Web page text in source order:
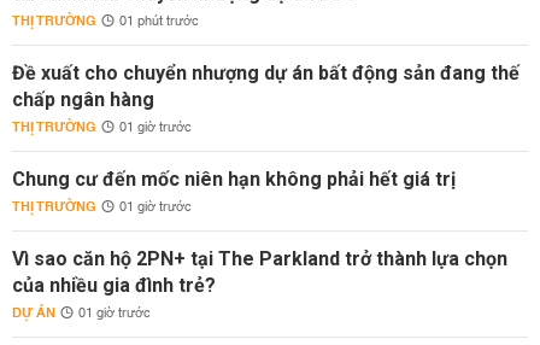
THỊ TRƯỜNG 01 phút trước
Đề xuất cho chuyển nhượng dự án bất động sản đang thế
chấp ngân hàng
THỊ TRƯỜNG 01 giờ trước
Chung cư đến mốc niên hạn không phải hết giá trị
THỊ TRƯỜNG 01 giờ trước
Vì sao căn hộ 2PN+ tại The Parkland trở thành lựa chọn
của nhiều gia đình trẻ?
DỰ ÁN 01 giờ trước